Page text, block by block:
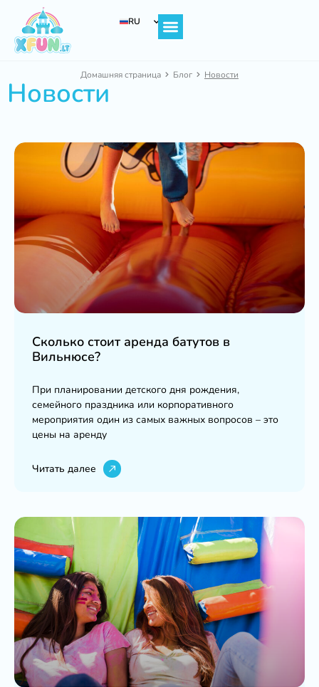
RU
Домашняя страница Блог Новости
Новости
Сколько стоит аренда батутов в
Вильнюсе?
При планировании детского дня рождения,
семейного праздника или корпоративного
мероприятия один из самых важных вопросов – это
цены на аренду
Читать далее